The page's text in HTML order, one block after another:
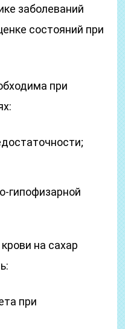
заболеваний
состояний при
при
гипофизарной
на сахар
при